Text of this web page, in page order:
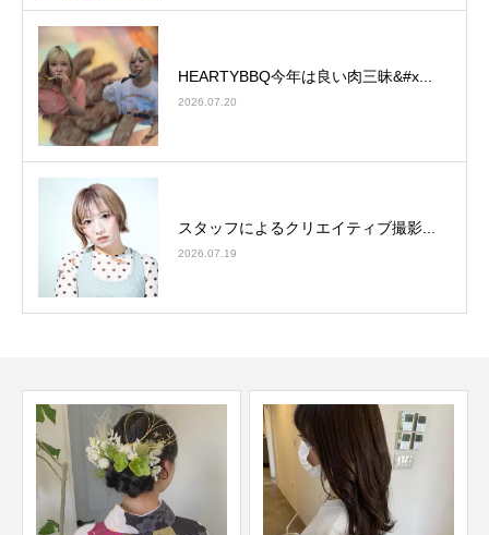
HEARTYBBQ今年は良い肉三昧&#x...
2026.07.20
スタッフによるクリエイティブ撮影...
2026.07.19